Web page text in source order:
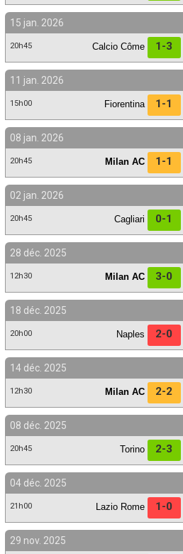
15 jan. 2026
20h45 Calcio Côme 1-3
11 jan. 2026
15h00 Fiorentina 1-1
08 jan. 2026
20h45 Milan AC 1-1
02 jan. 2026
20h45 Cagliari 0-1
28 déc. 2025
12h30 Milan AC 3-0
18 déc. 2025
20h00 Naples 2-0
14 déc. 2025
12h30 Milan AC 2-2
08 déc. 2025
20h45 Torino 2-3
04 déc. 2025
21h00 Lazio Rome 1-0
29 nov. 2025